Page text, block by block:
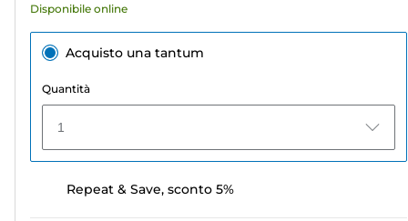
Disponibile online
Acquisto una tantum
Quantità
1
Repeat & Save, sconto 5%